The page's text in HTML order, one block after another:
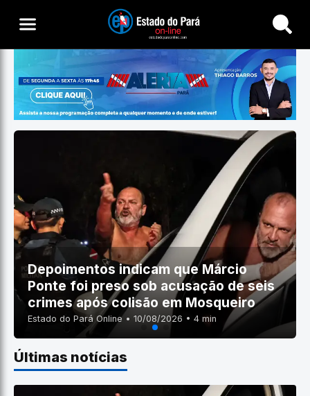
Buscar
Depoimentos indicam que Márcio
Ponte foi preso sob acusação de seis
crimes após colisão em Mosqueiro
Estado do Pará Online • 10/08/2026 • 4 min
Últimas notícias